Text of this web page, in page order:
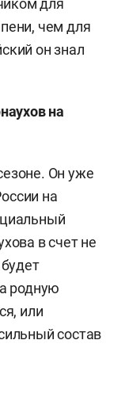
для
чем для
он знал
на
Он уже
на
в счет не
родную
или
состав